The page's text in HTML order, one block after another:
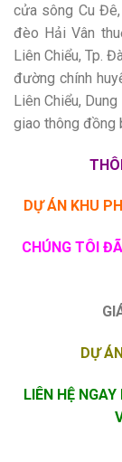
cửa sông Cu
đèo Hải Vân
Liên Chiểu, Tp.
đường chính
Liên Chiểu,
giao thông đồng
DỰ ÁN KHU
CHÚNG TÔI
DỰ
LIÊN HỆ